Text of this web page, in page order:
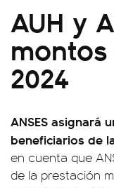
AUH y
2024
ANSES asignará
beneficiarios de
en cuenta que
de la prestación